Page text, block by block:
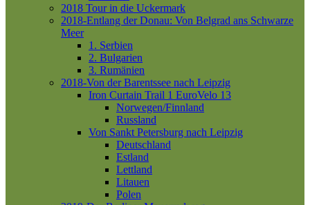
2018 Tour in die Uckermark
2018-Entlang der Donau: Von Belgrad ans Schwarze
Meer
1. Serbien
2. Bulgarien
3. Rumänien
2018-Von der Barentssee nach Leipzig
Iron Curtain Trail 1 EuroVelo 13
Norwegen/Finnland
Russland
Von Sankt Petersburg nach Leipzig
Deutschland
Estland
Lettland
Litauen
Polen